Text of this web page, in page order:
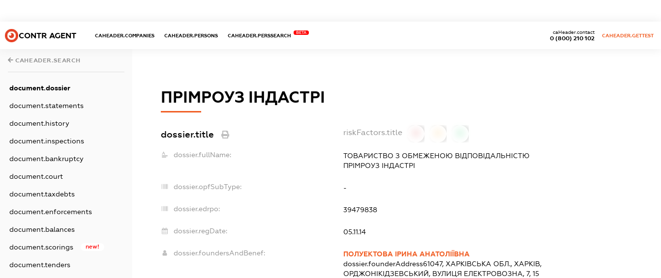
CONTR AGENT CAHEADER.COMPANIES CAHEADER.PERSONS CAHEADER.PERSSEARCH
BETA
0 (800) 210 102
caHeader.contact
CAHEADER.GETTEST
CAHEADER.SEARCH
document.dossier
document.statements
document.history
document.inspections
document.bankruptcy
document.court
document.taxdebts
document.enforcements
document.balances
document.scorings new!
document.tenders
ПРІМРОУЗ ІНДАСТРІ
dossier.title riskFactors.title
dossier.fullName:
ТОВАРИСТВО З ОБМЕЖЕНОЮ ВІДПОВІДАЛЬНІСТЮ
ПРІМРОУЗ ІНДАСТРІ
dossier.opfSubType: -
dossier.edrpo: 39479838
dossier.regDate: 05.11.14
dossier.foundersAndBenef:
ПОЛУЕКТОВА ІРИНА АНАТОЛІЇВНА
dossier.founderAddress61047, ХАРКІВСЬКА ОБЛ., ХАРКІВ,
ОРДЖОНІКІДЗЕВСЬКИЙ, ВУЛИЦЯ ЕЛЕКТРОВОЗНА, 7, 15